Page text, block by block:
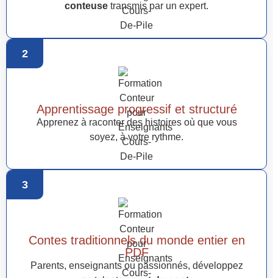
conteuse transmis par un expert.
2
Apprentissage progressif et structuré
Apprenez à raconter des histoires où que vous
soyez, à votre rythme.
3
Contes traditionnels du monde entier en
PDF
Parents, enseignants ou passionnés, développez